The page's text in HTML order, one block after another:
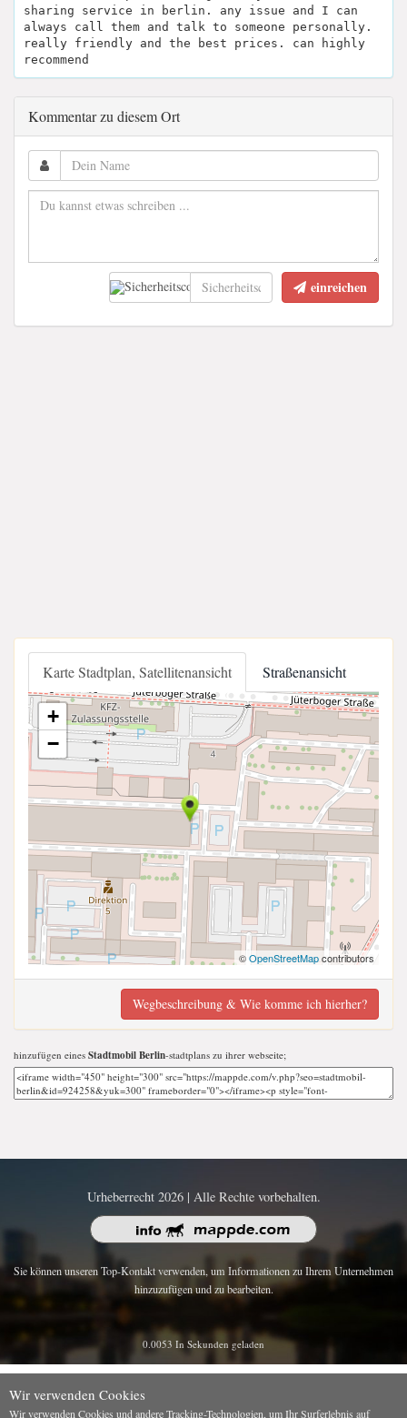
sharing service in berlin. any issue and I can
always call them and talk to someone personally.
really friendly and the best prices. can highly
recommend
Kommentar zu diesem Ort
einreichen
Karte Stadtplan, Satellitenansicht Straßenansicht
+
−
©OpenStreetMapcontributors
Wegbeschreibung & Wie komme ich hierher?
hinzufügen eines Stadtmobil Berlin-stadtplans zu ihrer webseite;
Urheberrecht 2026 | Alle Rechte vorbehalten.
Sie können unseren Top-Kontakt verwenden, um Informationen zu Ihrem Unternehmen
hinzuzufügen und zu bearbeiten.
0.0053 In Sekunden geladen
Wir verwenden Cookies
Wir verwenden Cookies und andere Tracking-Technologien, um Ihr Surferlebnis auf